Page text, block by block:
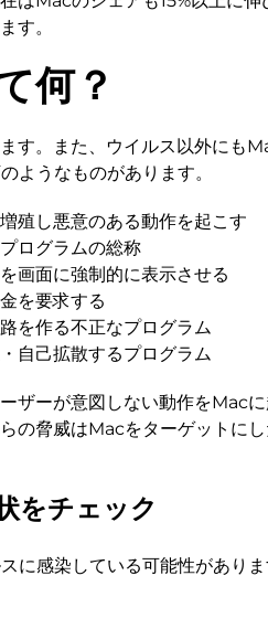
す。
何？
す。また、ウイルス以外にも
ようなものがあります。
殖し悪意のある動作を起こす
ログラムの総称
画面に強制的に表示させる
を要求する
を作る不正なプログラム
自己拡散するプログラム
ザーが意図しない動作をMac
の脅威はMacをターゲットに
をチェック
に感染している可能性がありま